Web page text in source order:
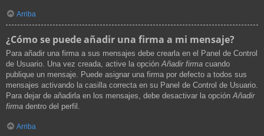
Arriba
¿Cómo se puede añadir una firma a mi mensaje?
Para añadir una firma a sus mensajes debe crearla en el Panel de Control
de Usuario. Una vez creada, active la opciónAñadir firma cuando
publique un mensaje. Puede asignar una firma por defecto a todos sus
mensajes activando la casilla correcta en su Panel de Control de Usuario.
Para dejar de añadirla en los mensajes, debe desactivar la opciónAñadir
firma dentro del perfil.
Arriba